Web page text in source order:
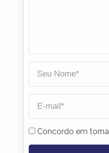
Concordo em